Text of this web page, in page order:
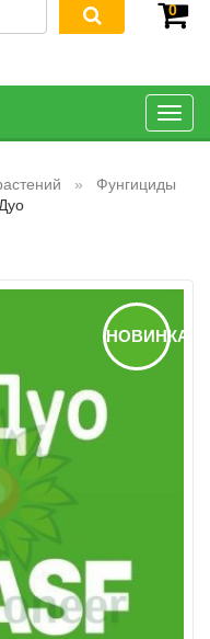
0
Фунгициды
НОВИНКА